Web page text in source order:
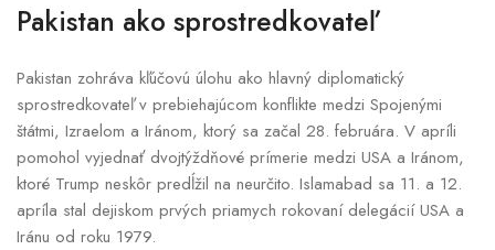
Pakistan ako sprostredkovateľ
Pakistan zohráva kľúčovú úlohu ako hlavný diplomatický
sprostredkovateľ v prebiehajúcom konflikte medzi Spojenými
štátmi, Izraelom a Iránom, ktorý sa začal 28. februára. V apríli
pomohol vyjednať dvojtýždňové prímerie medzi USA a Iránom,
ktoré Trump neskôr predĺžil na neurčito. Islamabad sa 11. a 12.
apríla stal dejiskom prvých priamych rokovaní delegácií USA a
Iránu od roku 1979.